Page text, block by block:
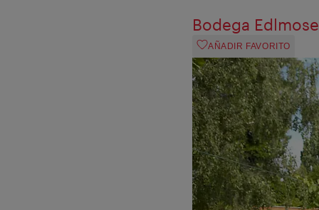
Bodega
AÑADIR FAVORITO